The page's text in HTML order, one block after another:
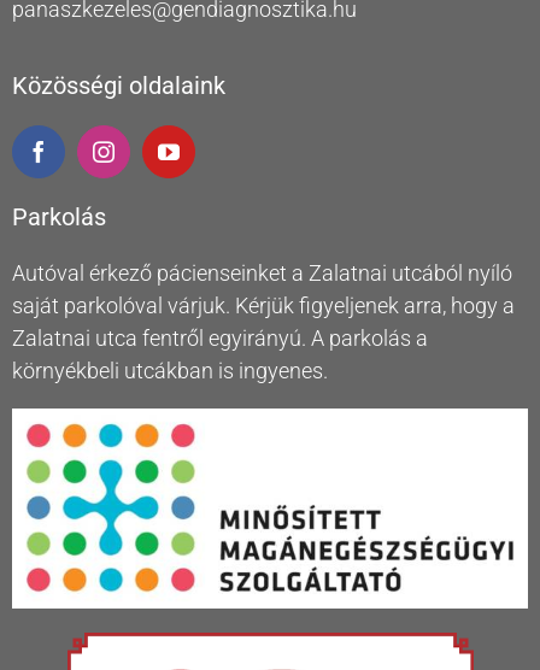
panaszkezeles@gendiagnosztika.hu
Közösségi oldalaink
Parkolás
Autóval érkező pácienseinket a Zalatnai utcából nyíló
saját parkolóval várjuk. Kérjük figyeljenek arra, hogy a
Zalatnai utca fentről egyirányú. A parkolás a
környékbeli utcákban is ingyenes.